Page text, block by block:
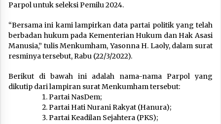
Parpol untuk seleksi Pemilu 2024.
“Bersama ini kami lampirkan data partai politik yang telah
berbadan hukum pada Kementerian Hukum dan Hak Asasi
Manusia,” tulis Menkumham, Yasonna H. Laoly, dalam surat
resminya tersebut, Rabu (22/3/2022).
Berikut di bawah ini adalah nama-nama Parpol yang
dikutip dari lampiran surat Menkumham tersebut:
Partai NasDem;
Partai Hati Nurani Rakyat (Hanura);
Partai Keadilan Sejahtera (PKS);